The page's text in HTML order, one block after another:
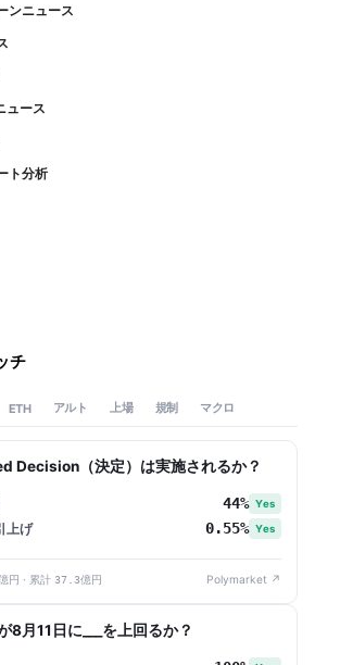
ンニュース
ュース
ト分析
チ
ETH アルト 上場 規制 マクロ
Decision（決定）は実施されるか？
44% Yes
上げ 0.55% Yes
円 · 累計 37.3億円 Polymarket ↗
8月11日に___を上回るか？